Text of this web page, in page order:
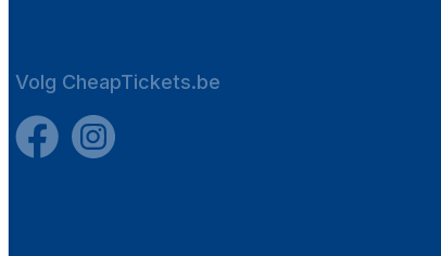
Volg CheapTickets.be